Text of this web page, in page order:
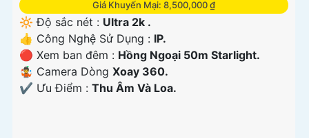
Giá Khuyến Mại: 8,500,000 ₫
🔆 Độ sắc nét : Ultra 2k .
👍 Công Nghệ Sử Dụng : IP.
🔴 Xem ban đêm : Hồng Ngoại 50m Starlight.
🤹 Camera Dòng Xoay 360.
️✔️ Ưu Điểm : Thu Âm Và Loa.